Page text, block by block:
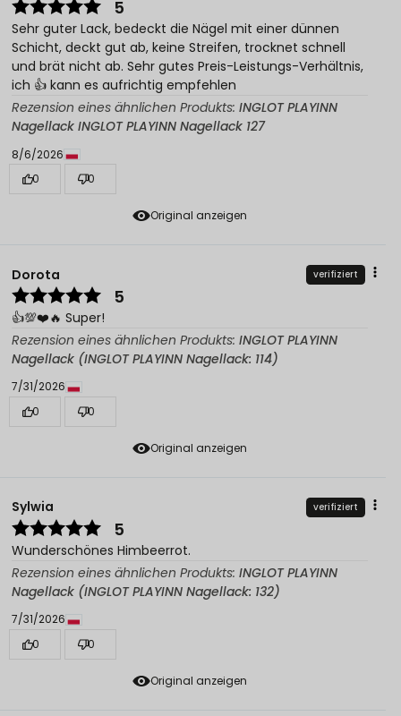
Original anzeigen
5
Sehr guter Lack, bedeckt die Nägel mit einer dünnen
Schicht, deckt gut ab, keine Streifen, trocknet schnell
und brät nicht ab. Sehr gutes Preis-Leistungs-Verhältnis,
ich 👍️ kann es aufrichtig empfehlen
Rezension eines ähnlichen Produkts: INGLOT PLAYINN
Nagellack INGLOT PLAYINN Nagellack 127
8/6/2026
0
0
Original anzeigen
Dorota verifiziert
5
👍️💯❤️🔥 Super!
Rezension eines ähnlichen Produkts: INGLOT PLAYINN
Nagellack (INGLOT PLAYINN Nagellack: 114)
7/31/2026
0
0
Original anzeigen
Sylwia verifiziert
5
Wunderschönes Himbeerrot.
Rezension eines ähnlichen Produkts: INGLOT PLAYINN
Nagellack (INGLOT PLAYINN Nagellack: 132)
7/31/2026
0
0